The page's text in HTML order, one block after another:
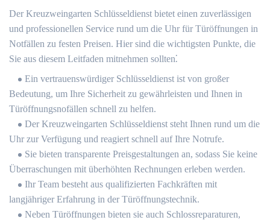
Der Kreuzweingarten Schlüsseldienst bietet einen zuverlässigen
und professionellen Service rund um die Uhr für Türöffnungen in
Notfällen zu festen Preisen.​ Hier sind die wichtigsten Punkte, die
Sie aus diesem Leitfaden mitnehmen sollten⁚
Ein vertrauenswürdiger Schlüsseldienst ist von großer
Bedeutung, um Ihre Sicherheit zu gewährleisten und Ihnen in
Türöffnungsnofällen schnell zu helfen.​
Der Kreuzweingarten Schlüsseldienst steht Ihnen rund um die
Uhr zur Verfügung und reagiert schnell auf Ihre Notrufe.​
Sie bieten transparente Preisgestaltungen an, sodass Sie keine
Überraschungen mit überhöhten Rechnungen erleben werden.​
Ihr Team besteht aus qualifizierten Fachkräften mit
langjähriger Erfahrung in der Türöffnungstechnik.​
Neben Türöffnungen bieten sie auch Schlossreparaturen,